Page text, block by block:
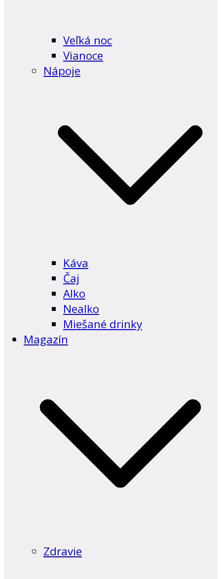
Veľká noc
Vianoce
Nápoje
Káva
Čaj
Alko
Nealko
Miešané drinky
Magazín
Zdravie